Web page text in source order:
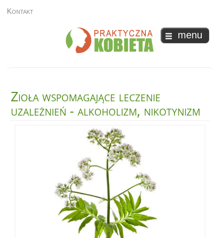
Kontakt
menu
Zioławspomagające leczenie
uzależnień - alkoholizm, nikotynizm